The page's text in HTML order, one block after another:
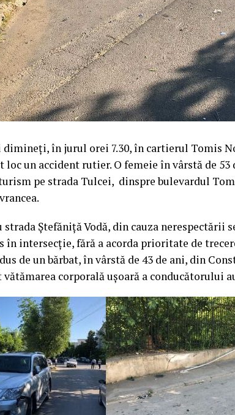
dimineți, în jurul orei 7.30, în cartierul Tomis
loc un accident rutier. O femeie în vârstă de 53
pe strada Tulcei, dinspre bulevardul
strada Ștefăniță Vodă, din cauza
în intersecție, fără a acorda prioritate de
de un bărbat, în vârstă de 43 de ani, din
corporală ușoară a conducătorului